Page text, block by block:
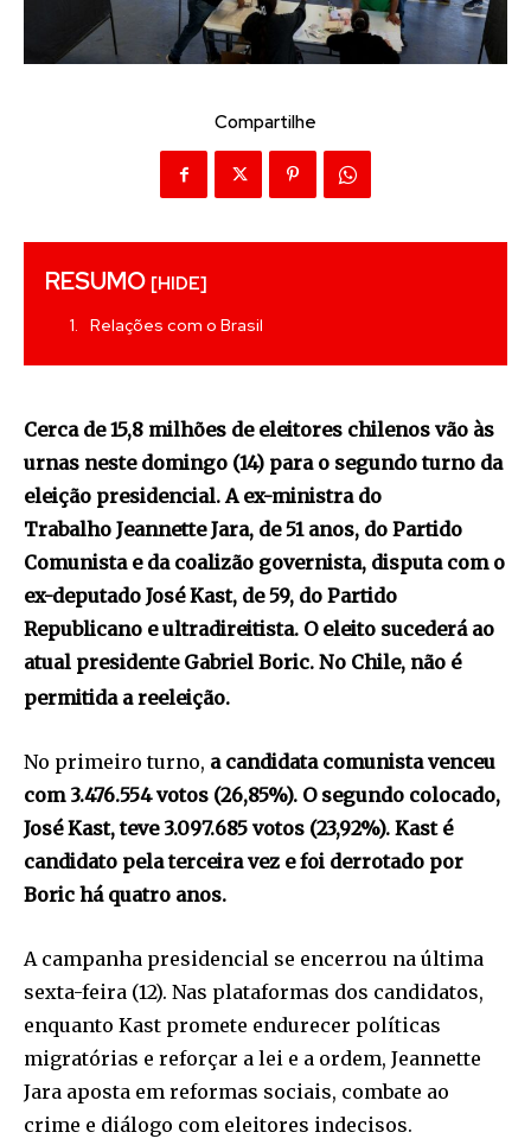
Compartilhe
RESUMO [HIDE]
Relações com o Brasil
Cerca de 15,8 milhões de eleitores chilenos vão às
urnas neste domingo (14) para o segundo turno da
eleição presidencial. A ex-ministra do
Trabalho Jeannette Jara, de 51 anos, do Partido
Comunista e da coalizão governista, disputa com o
ex-deputado José Kast, de 59, do Partido
Republicano e ultradireitista. O eleito sucederá ao
atual presidente Gabriel Boric. No Chile, não é
permitida a reeleição.
No primeiro turno, a candidata comunista venceu
com 3.476.554 votos (26,85%). O segundo colocado,
José Kast, teve 3.097.685 votos (23,92%). Kast é
candidato pela terceira vez e foi derrotado por
Boric há quatro anos.
A campanha presidencial se encerrou na última
sexta-feira (12). Nas plataformas dos candidatos,
enquanto Kast promete endurecer políticas
migratórias e reforçar a lei e a ordem, Jeannette
Jara aposta em reformas sociais, combate ao
crime e diálogo com eleitores indecisos.